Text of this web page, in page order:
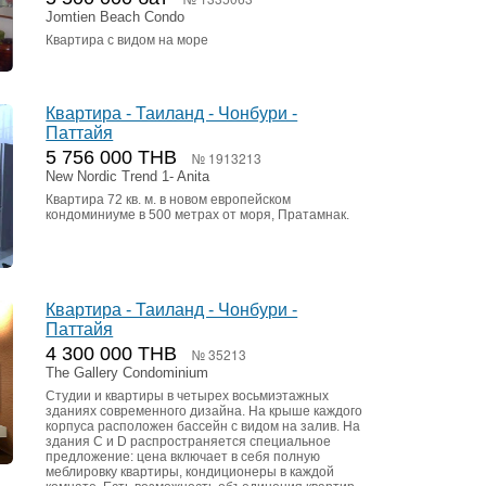
Jomtien Beach Condo
Квартира с видом на море
Квартира - Таиланд - Чонбури -
Паттайя
5 756 000 THB № 1913213
New Nordic Trend 1- Anita
Квартира 72 кв. м. в новом европейском
кондоминиуме в 500 метрах от моря, Пратамнак.
Квартира - Таиланд - Чонбури -
Паттайя
4 300 000 THB № 35213
The Gallery Condominium
Студии и квартиры в четырех восьмиэтажных
зданиях современного дизайна. На крыше каждого
корпуса расположен бассейн с видом на залив. На
здания C и D распространяется специальное
предложение: цена включает в себя полную
меблировку квартиры, кондиционеры в каждой